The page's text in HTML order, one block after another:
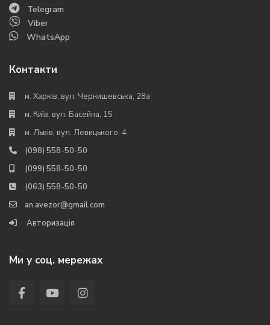
Telegram
Viber
WhatsApp
Контакти
м. Харків, вул. Чернишевська, 28а
м. Київ, вул. Басейна, 15
м. Львів, вул. Левицького, 4
(098) 558-50-50
(099) 558-50-50
(063) 558-50-50
an.avezor@gmail.com
Авторизація
Ми у соц. мережах